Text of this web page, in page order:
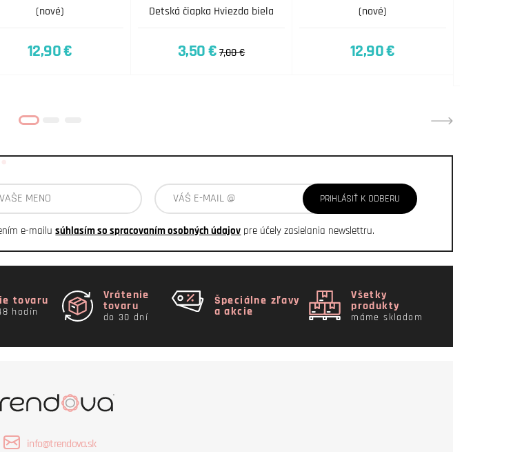
(nové)
12,90 €
Detská čiapka Hviezda biela
3,50 € 7,00 €
(nové)
12,90 €
PRIHLÁSIŤ K ODBERU
e-mailusúhlasím so spracovaním osobných údajov pre účely zasielania newslettru.
tovaru
hodín
Vrátenie
tovaru
do 30 dní
Špeciálne zľavy
a akcie
Všetky
produkty
máme skladom
info@trendova.sk